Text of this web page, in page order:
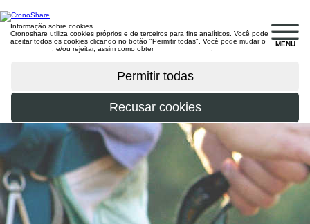
MENU
Informação sobre cookies
Cronoshare utiliza cookies próprios e de terceiros para fins analíticos. Você pode
aceitar todos os cookies clicando no botão "Permitir todas". Você pode mudar o
, e/ou rejeitar, assim como obter